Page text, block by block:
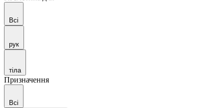
Всі
рук
тіла
Призначення
Всі